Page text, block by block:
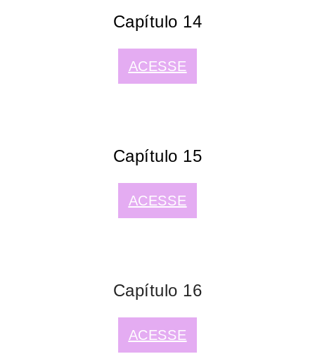
Capítulo 14
ACESSE
Capítulo 15
ACESSE
Capítulo 16
ACESSE